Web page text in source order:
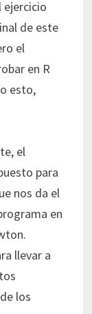
ejercicio
de este
el
en R
esto,
el
para
nos da el
en
llevar a
los